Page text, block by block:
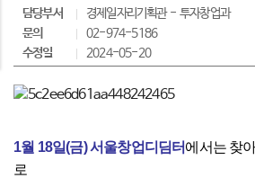
담당부서 경제일자리기획관
투자창업과
문의
02-974-5186
수정일
2024-05-20
1월 18일(금) 서울창업디딤터에서는 찾
로